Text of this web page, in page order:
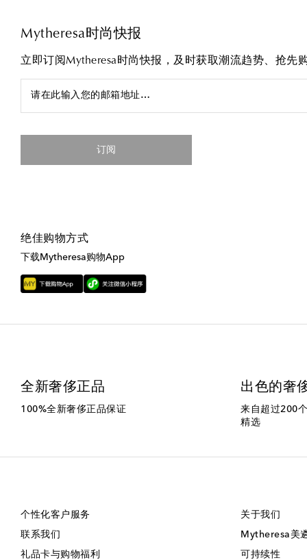
Mytheresa时尚快报
立即订阅Mytheresa时尚快报，及时获取潮流趋势、抢先
请在此输入您的邮箱地址…
订阅
绝佳购物方式
下载Mytheresa购物App
全新奢侈正品
100%全新奢侈正品保证
出色的奢
来自超过200
精选
个性化客户服务
联系我们
礼品卡与购物福利
关于我们
Mytheresa美
可持续性